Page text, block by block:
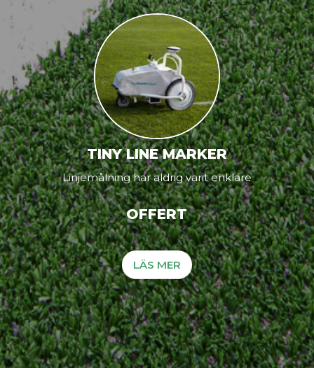
TINY LINE MARKER
Linjemålning har aldrig varit enklare
OFFERT
LÄS MER